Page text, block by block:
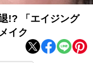
!? 「エイジング
イク